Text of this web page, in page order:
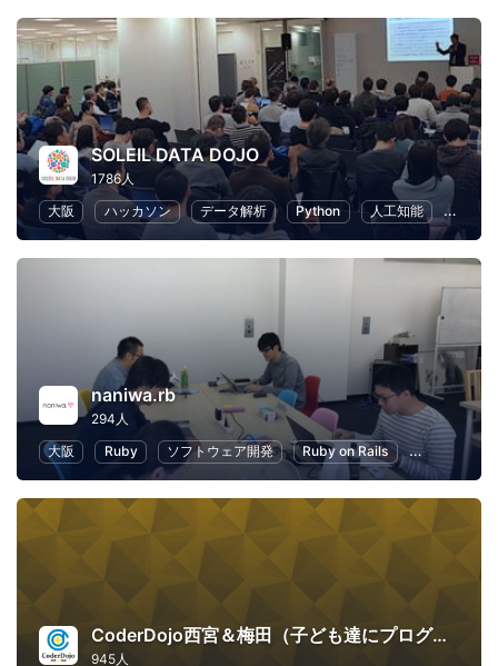
SOLEIL DATA DOJO
1786人
大阪
ハッカソン データ解析 Python 人工知能 機械学
naniwa.rb
294人
大阪
Ruby ソフトウェア開発 Ruby on Rails IoT 初心
CoderDojo西宮＆梅田（子ども達にプログラミングやHTMLコードを教える道場）
945人